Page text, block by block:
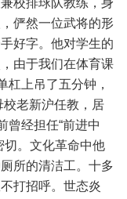
校排球队教练，身
俨然一位武将的形
好字。他对学生的
由于我们在体育课
杠上吊了五分钟，
老新沪任教，居
曾经担任“前进中
切。文化革命中他
所的清洁工。十多
打招呼。世态炎